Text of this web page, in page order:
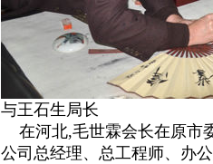
与王石生局长
在河北,毛世霖会长在原市
公司总经理、总工程师、办